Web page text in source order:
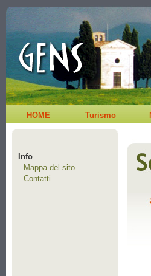
HOME Turismo
Info
Mappa del sito
Contatti